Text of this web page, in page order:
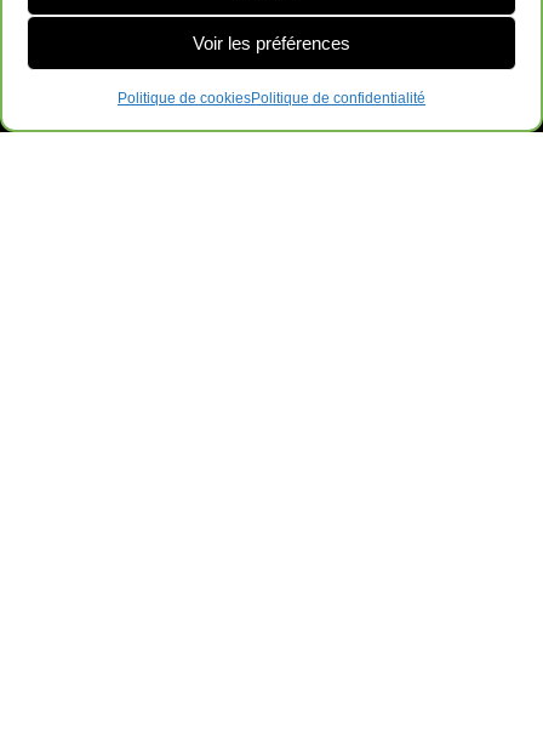
Voir les préférences
Politique de cookiesPolitique de confidentialité